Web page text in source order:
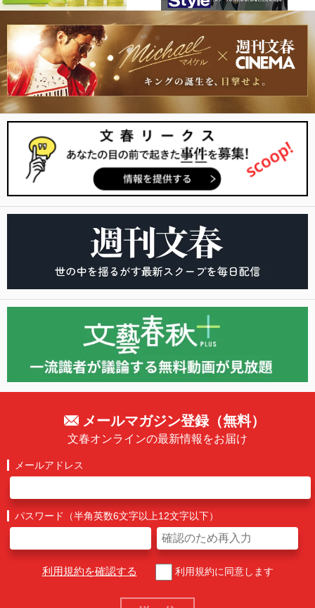
メールマガジン登録（無料）
文春オンラインの最新情報をお届け
メールアドレス
パスワード（半角英数6文字以上12文字以下）
利用規約を確認する 利用規約に同意します